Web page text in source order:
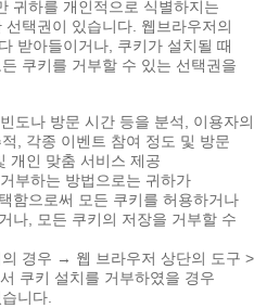
귀하를 개인적으로 식별하지는
택권이 있습니다. 웹브라우저의
받아들이거나, 쿠키가 설치될 때
쿠키를 거부할 수 있는 선택권을
도나 방문 시간 등을 분석, 이용자의
, 각종 이벤트 참여 정도 및 방문
개인 맞춤 서비스 제공
부하는 방법으로는 귀하가
함으로써 모든 쿠키를 허용하거나
나, 모든 쿠키의 저장을 거부할 수
경우 → 웹 브라우저 상단의 도구 >
쿠키 설치를 거부하였을 경우
니다.